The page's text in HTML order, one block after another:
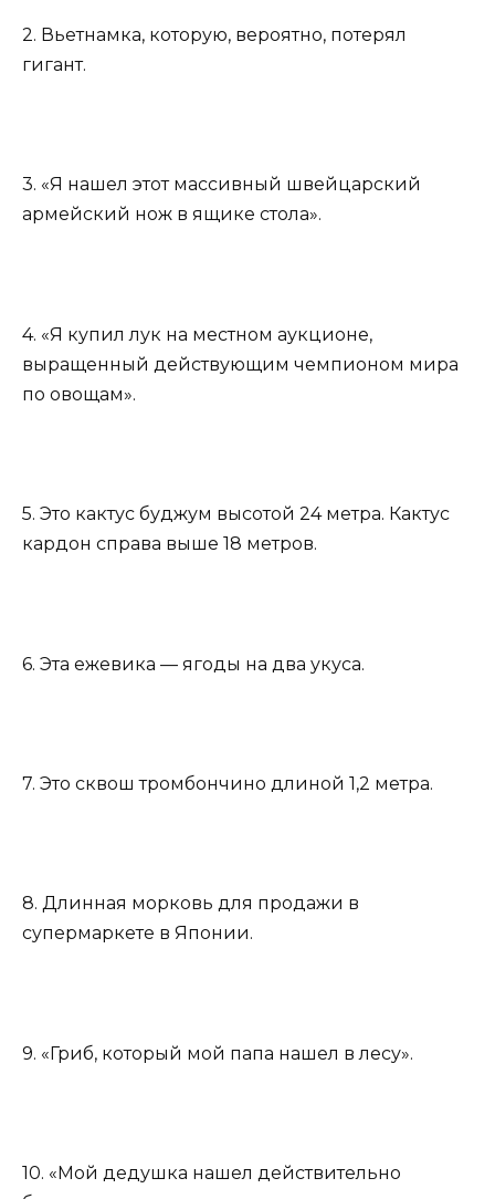
2. Вьетнамка, которую, вероятно, потерял
гигант.
3. «Я нашел этот массивный швейцарский
армейский нож в ящике стола».
4. «Я купил лук на местном аукционе,
выращенный действующим чемпионом мира
по овощам».
5. Это кактус буджум высотой 24 метра. Кактус
кардон справа выше 18 метров.
6. Эта ежевика — ягоды на два укуса.
7. Это сквош тромбончино длиной 1,2 метра.
8. Длинная морковь для продажи в
супермаркете в Японии.
9. «Гриб, который мой папа нашел в лесу».
10. «Мой дедушка нашел действительно